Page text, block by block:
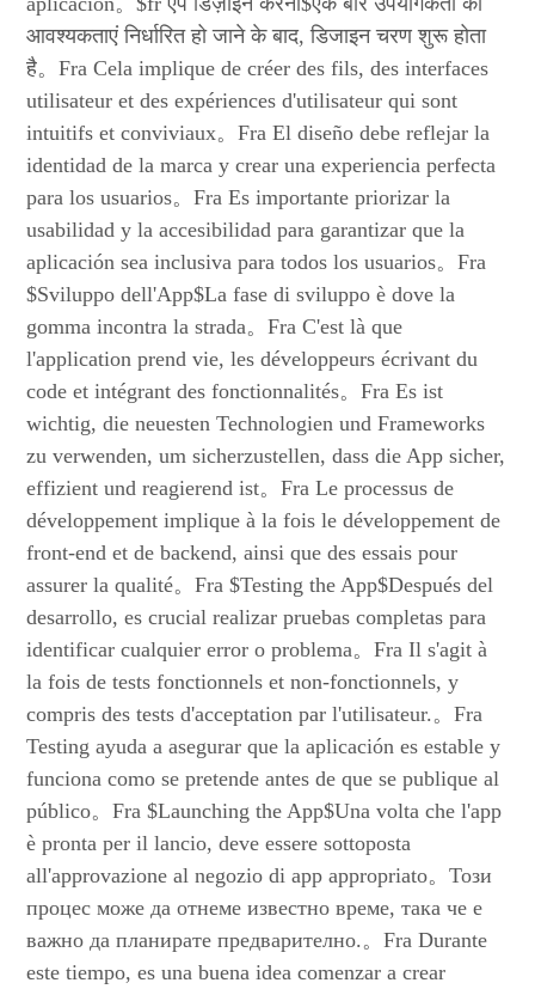
आवश्यकताएं निर्धारित हो जाने के बाद, डिजाइन चरण शुरू होता
है。Fra Cela implique de créer des fils, des interfaces
utilisateur et des expériences d'utilisateur qui sont
intuitifs et conviviaux。Fra El diseño debe reflejar la
identidad de la marca y crear una experiencia perfecta
para los usuarios。Fra Es importante priorizar la
usabilidad y la accesibilidad para garantizar que la
aplicación sea inclusiva para todos los usuarios。Fra
$Sviluppo dell'App$La fase di sviluppo è dove la
gomma incontra la strada。Fra C'est là que
l'application prend vie, les développeurs écrivant du
code et intégrant des fonctionnalités。Fra Es ist
wichtig, die neuesten Technologien und Frameworks
zu verwenden, um sicherzustellen, dass die App sicher,
effizient und reagierend ist。Fra Le processus de
développement implique à la fois le développement de
front-end et de back­end, ainsi que des essais pour
assurer la qualité。Fra $Testing the App$Después del
desarrollo, es crucial realizar pruebas completas para
identificar cualquier error o problema。Fra Il s'agit à
la fois de tests fonctionnels et non-fonctionnels, y
compris des tests d'acceptation par l'utilisateur.。Fra
Testing ayuda a asegurar que la aplicación es estable y
funciona como se pretende antes de que se publique al
público。Fra $Launching the App$Una volta che l'app
è pronta per il lancio, deve essere sottoposta
all'approvazione al negozio di app appropriato。Този
процес може да отнеме известно време, така че е
важно да планирате предварително.。Fra Durante
este tiempo, es una buena idea comenzar a crear